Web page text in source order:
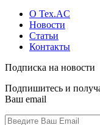
О Tex.AC
Новости
Статьи
Контакты
Подписка на новости
Подпишитесь и
Ваш email